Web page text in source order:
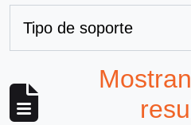
Tipo de soporte